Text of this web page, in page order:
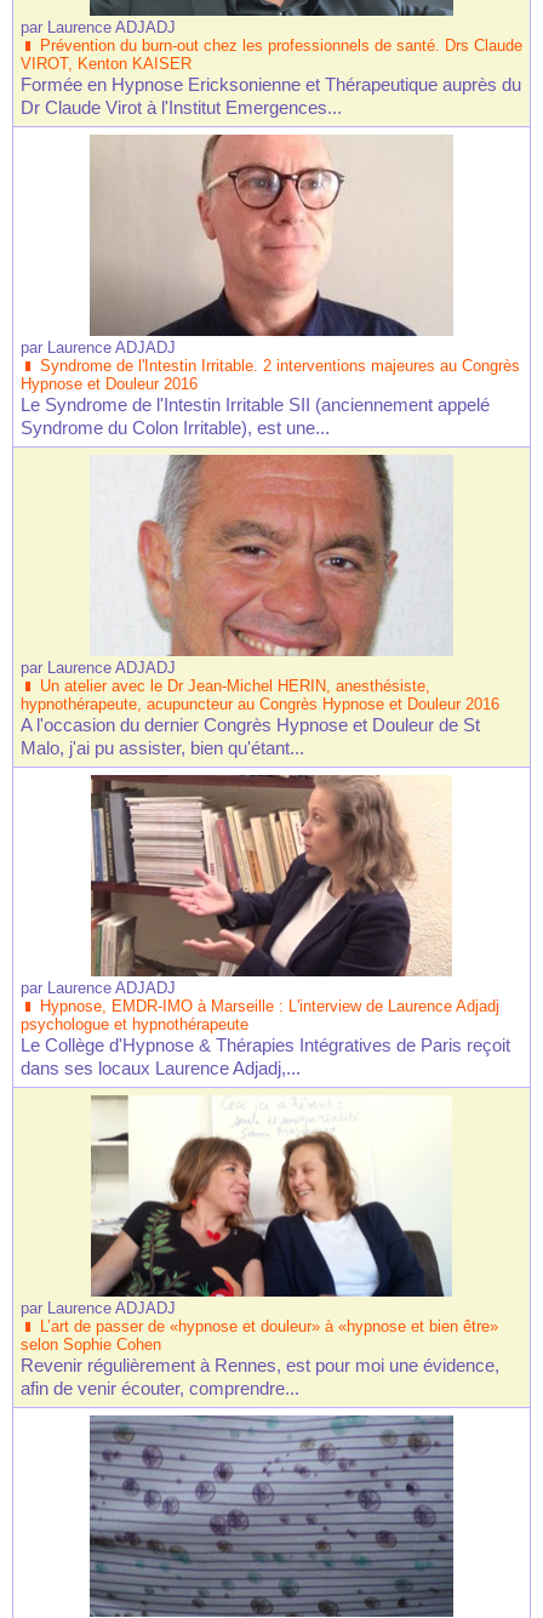
par Laurence ADJADJ
Prévention du burn-out chez les professionnels de santé. Drs Claude
VIROT, Kenton KAISER
Formée en Hypnose Ericksonienne et Thérapeutique auprès du
Dr Claude Virot à l'Institut Emergences...
par Laurence ADJADJ
Syndrome de l'Intestin Irritable. 2 interventions majeures au Congrès
Hypnose et Douleur 2016
Le Syndrome de l'Intestin Irritable SII (anciennement appelé
Syndrome du Colon Irritable), est une...
par Laurence ADJADJ
Un atelier avec le Dr Jean-Michel HERIN, anesthésiste,
hypnothérapeute, acupuncteur au Congrès Hypnose et Douleur 2016
A l'occasion du dernier Congrès Hypnose et Douleur de St
Malo, j'ai pu assister, bien qu'étant...
par Laurence ADJADJ
Hypnose, EMDR-IMO à Marseille : L'interview de Laurence Adjadj
psychologue et hypnothérapeute
Le Collège d'Hypnose & Thérapies Intégratives de Paris reçoit
dans ses locaux Laurence Adjadj,...
par Laurence ADJADJ
L’art de passer de «hypnose et douleur» à «hypnose et bien être»
selon Sophie Cohen
Revenir régulièrement à Rennes, est pour moi une évidence,
afin de venir écouter, comprendre...